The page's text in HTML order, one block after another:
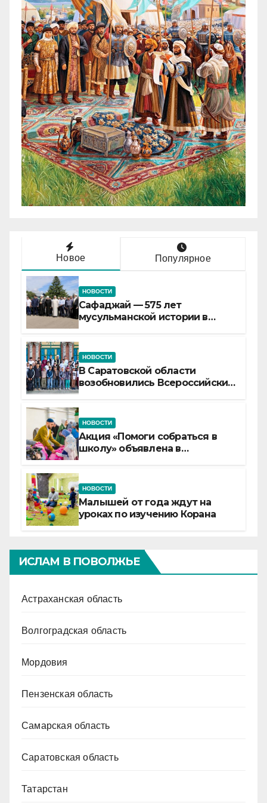
Новое Популярное
НОВОСТИ
Сафаджай — 575 лет
мусульманской истории в
НОВОСТИ
В Саратовской области
возобновились Всероссийские
НОВОСТИ
Акция «Помоги собраться в
школу» объявлена в
НОВОСТИ
Малышей от года ждут на
уроках по изучению Корана
ИСЛАМ В ПОВОЛЖЬЕ
Астраханская область
Волгоградская область
Мордовия
Пензенская область
Самарская область
Саратовская область
Татарстан